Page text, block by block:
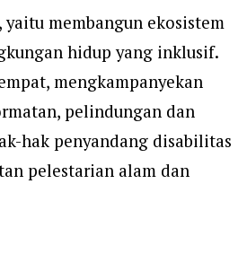
yaitu membangun ekosistem
hidup yang inklusif.
mengkampanyekan
pelindungan dan
hak penyandang disabilitas
pelestarian alam dan